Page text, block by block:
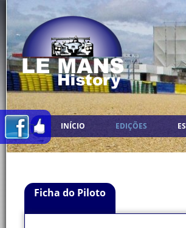
INÍCIO EDIÇÕES
Ficha do Piloto